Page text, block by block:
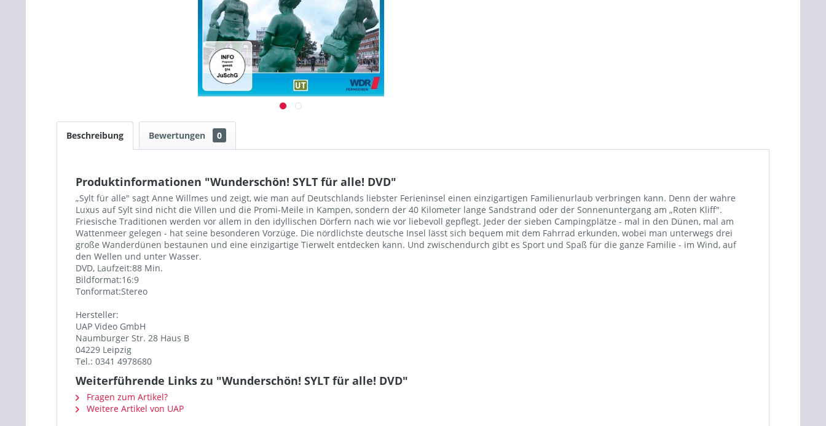
Beschreibung Bewertungen 0
Produktinformationen "Wunderschön! SYLT für alle! DVD"
„Sylt für alle" sagt Anne Willmes und zeigt, wie man auf Deutschlands liebster Ferieninsel einen einzigartigen Familienurlaub verbringen kann. Denn der wahre
Luxus auf Sylt sind nicht die Villen und die Promi-Meile in Kampen, sondern der 40 Kilometer lange Sandstrand oder der Sonnenuntergang am „Roten Kliff".
Friesische Traditionen werden vor allem in den idyllischen Dörfern nach wie vor liebevoll gepflegt. Jeder der sieben Campingplätze - mal in den Dünen, mal am
Wattenmeer gelegen - hat seine besonderen Vorzüge. Die nördlichste deutsche Insel lässt sich bequem mit dem Fahrrad erkunden, wobei man unterwegs drei
große Wanderdünen bestaunen und eine einzigartige Tierwelt entdecken kann. Und zwischendurch gibt es Sport und Spaß für die ganze Familie - im Wind, auf
den Wellen und unter Wasser.
DVD, Laufzeit:88 Min.
Bildformat:16:9
Tonformat:Stereo
Hersteller:
UAP Video GmbH
Naumburger Str. 28 Haus B
04229 Leipzig
Tel.: 0341 4978680
Weiterführende Links zu "Wunderschön! SYLT für alle! DVD"
Fragen zum Artikel?
Weitere Artikel von UAP